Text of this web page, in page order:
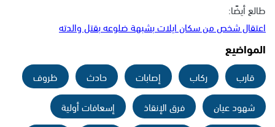
طالع أيضًا:
اعتقال شخص من سكان ايلات بشبهة ضلوعه بقتل والدته
المواضيع
قارب ركاب إصابات حادث
ظروف
شهود عيان
فرق الإنقاذ
إسعافات أولية